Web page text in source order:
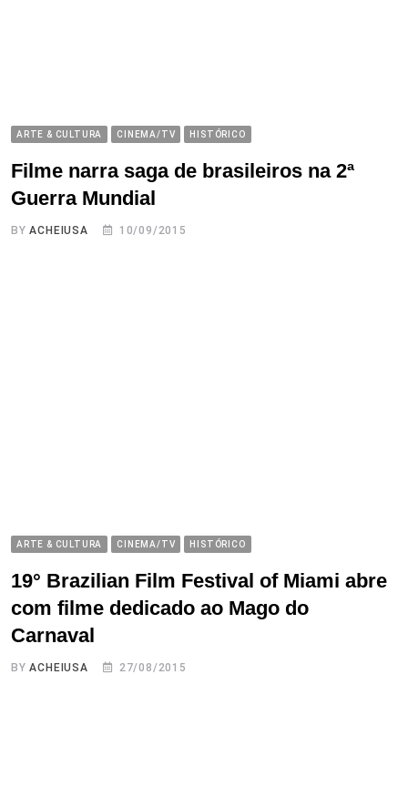
ARTE & CULTURA CINEMA/TV HISTÓRICO
Filme narra saga de brasileiros na 2ª
Guerra Mundial
BYACHEIUSA 10/09/2015
ARTE & CULTURA CINEMA/TV HISTÓRICO
19° Brazilian Film Festival of Miami abre
com filme dedicado ao Mago do
Carnaval
BYACHEIUSA 27/08/2015